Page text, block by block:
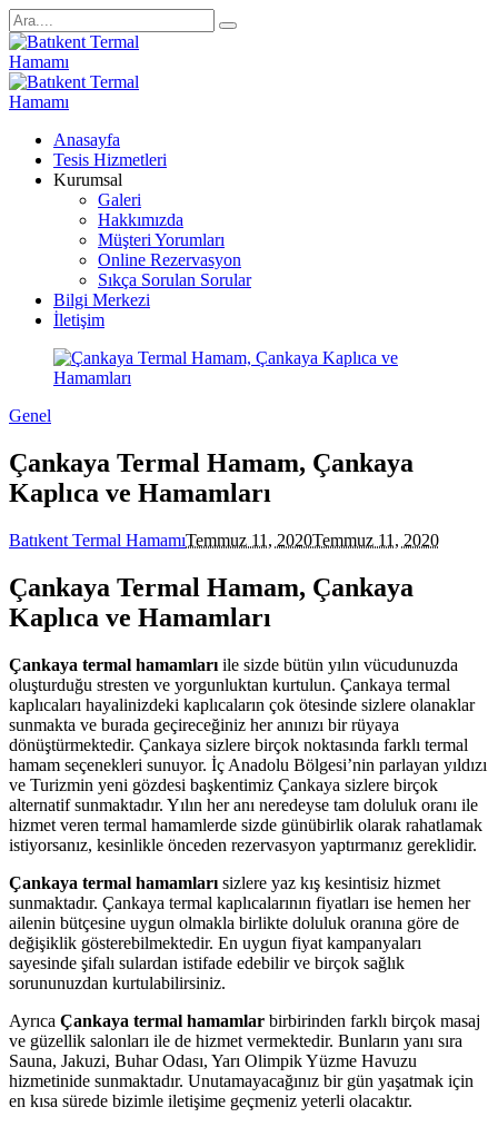
Anasayfa
Tesis Hizmetleri
Kurumsal
Galeri
Hakkımızda
Müşteri Yorumları
Online Rezervasyon
Sıkça Sorulan Sorular
Bilgi Merkezi
İletişim
Genel
Çankaya Termal Hamam, Çankaya
Kaplıca ve Hamamları
Batıkent Termal HamamıTemmuz 11, 2020Temmuz 11, 2020
Çankaya Termal Hamam, Çankaya
Kaplıca ve Hamamları
Çankaya termal hamamları ile sizde bütün yılın vücudunuzda
oluşturduğu stresten ve yorgunluktan kurtulun. Çankaya termal
kaplıcaları hayalinizdeki kaplıcaların çok ötesinde sizlere olanaklar
sunmakta ve burada geçireceğiniz her anınızı bir rüyaya
dönüştürmektedir. Çankaya sizlere birçok noktasında farklı termal
hamam seçenekleri sunuyor. İç Anadolu Bölgesi’nin parlayan yıldızı
ve Turizmin yeni gözdesi başkentimiz Çankaya sizlere birçok
alternatif sunmaktadır. Yılın her anı neredeyse tam doluluk oranı ile
hizmet veren termal hamamlerde sizde günübirlik olarak rahatlamak
istiyorsanız, kesinlikle önceden rezervasyon yaptırmanız gereklidir.
Çankaya termal hamamları sizlere yaz kış kesintisiz hizmet
sunmaktadır. Çankaya termal kaplıcalarının fiyatları ise hemen her
ailenin bütçesine uygun olmakla birlikte doluluk oranına göre de
değişiklik gösterebilmektedir. En uygun fiyat kampanyaları
sayesinde şifalı sulardan istifade edebilir ve birçok sağlık
sorununuzdan kurtulabilirsiniz.
Ayrıca Çankaya termal hamamlar birbirinden farklı birçok masaj
ve güzellik salonları ile de hizmet vermektedir. Bunların yanı sıra
Sauna, Jakuzi, Buhar Odası, Yarı Olimpik Yüzme Havuzu
hizmetinide sunmaktadır. Unutamayacağınız bir gün yaşatmak için
en kısa sürede bizimle iletişime geçmeniz yeterli olacaktır.